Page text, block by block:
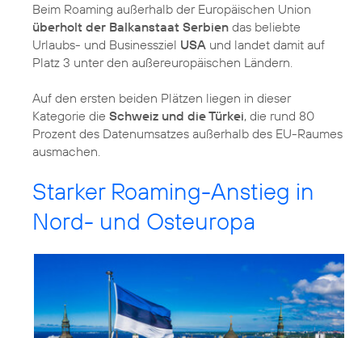
Beim Roaming außerhalb der Europäischen Union
überholt der Balkanstaat Serbien das beliebte
Urlaubs- und Businessziel USA und landet damit auf
Platz 3 unter den außereuropäischen Ländern.
Auf den ersten beiden Plätzen liegen in dieser
Kategorie die Schweiz und die Türkei, die rund 80
Prozent des Datenumsatzes außerhalb des EU-Raumes
ausmachen.
Starker Roaming-Anstieg in
Nord- und Osteuropa